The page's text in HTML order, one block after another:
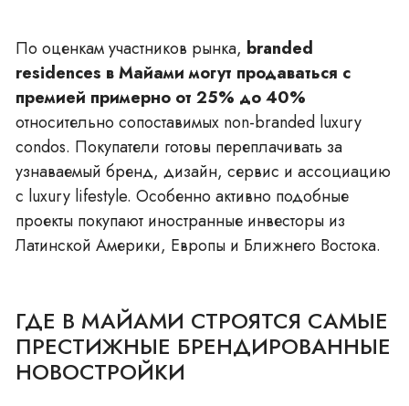
По оценкам участников рынка, branded
residences в Майами могут продаваться с
премией примерно от 25% до 40%
относительно сопоставимых non-branded luxury
condos. Покупатели готовы переплачивать за
узнаваемый бренд, дизайн, сервис и ассоциацию
с luxury lifestyle. Особенно активно подобные
проекты покупают иностранные инвесторы из
Латинской Америки, Европы и Ближнего Востока.
ГДЕ В МАЙАМИ СТРОЯТСЯ САМЫЕ
ПРЕСТИЖНЫЕ БРЕНДИРОВАННЫЕ
НОВОСТРОЙКИ